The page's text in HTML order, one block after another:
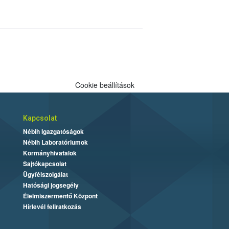
Cookie beállítások
Kapcsolat
Nébih Igazgatóságok
Nébih Laboratóriumok
Kormányhivatalok
Sajtókapcsolat
Ügyfélszolgálat
Hatósági jogsegély
Élelmiszermentő Központ
Hírlevél feliratkozás